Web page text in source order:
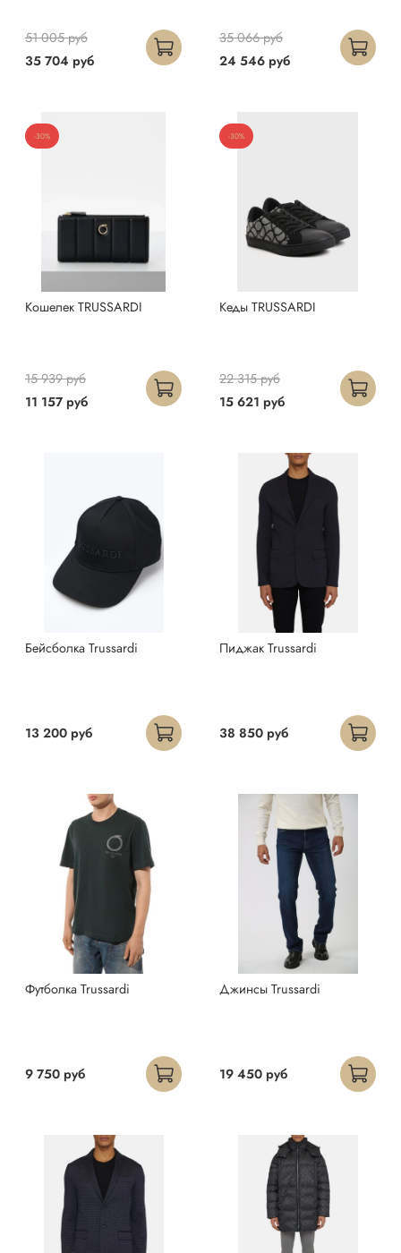
35 704 руб
51 005 руб
24 546 руб
35 066 руб
-30%
Кошелек TRUSSARDI
11 157 руб
15 939 руб
-30%
Кеды TRUSSARDI
15 621 руб
22 315 руб
Бейсболка Trussardi
13 200 руб
Пиджак Trussardi
38 850 руб
Футболка Trussardi
9 750 руб
Джинсы Trussardi
19 450 руб